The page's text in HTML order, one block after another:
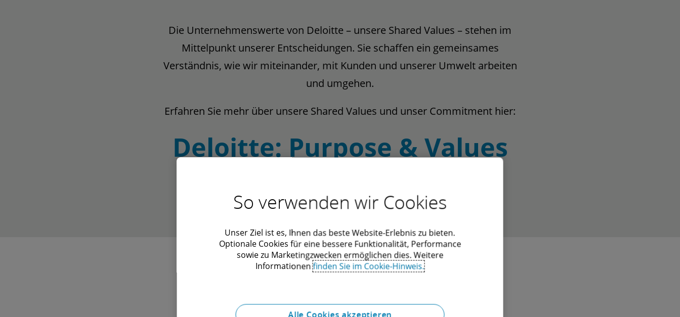
Die Unternehmenswerte von Deloitte – unsere Shared Values – stehen im
Mittelpunkt unserer Entscheidungen. Sie schaffen ein gemeinsames
Verständnis, wie wir miteinander, mit Kunden und unserer Umwelt arbeiten
und umgehen.
Erfahren Sie mehr über unsere Shared Values und unser Commitment hier:
Deloitte: Purpose & Values
So verwenden wir Cookies
Unser Ziel ist es, Ihnen das beste Website-Erlebnis zu bieten.
Optionale Cookies für eine bessere Funktionalität, Performance
sowie zu Marketingzwecken ermöglichen dies. Weitere
Informationenfinden Sie im Cookie-Hinweis.
Alle Cookies akzeptieren